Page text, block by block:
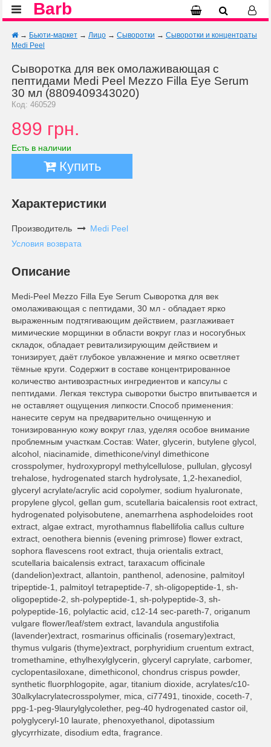
Barb
→ Бьюти-маркет → Лицо → Сыворотки → Сыворотки и концентраты
Medi Peel
Сыворотка для век омолаживающая с
пептидами Medi Peel Mezzo Filla Eye Serum
30 мл (8809409343020)
Код: 460529
899 грн.
Есть в наличии
Купить
Характеристики
Производитель
Medi Peel
Условия возврата
Описание
Medi-Peel Mezzo Filla Eye Serum Сыворотка для век
омолаживающая с пептидами, 30 мл - обладает ярко
выраженным подтягивающим действием, разглаживает
мимические морщинки в области вокруг глаз и носогубных
складок, обладает ревитализирующим действием и
тонизирует, даёт глубокое увлажнение и мягко осветляет
тёмные круги. Содержит в составе концентрированное
количество антивозрастных ингредиентов и капсулы с
пептидами. Легкая текстура сыворотки быстро впитывается и
не оставляет ощущения липкости.Способ применения:
нанесите серум на предварительно очищенную и
тонизированную кожу вокруг глаз, уделяя особое внимание
проблемным участкам.Состав: Water, glycerin, butylene glycol,
alcohol, niacinamide, dimethicone/vinyl dimethicone
crosspolymer, hydroxypropyl methylcellulose, pullulan, glycosyl
trehalose, hydrogenated starch hydrolysate, 1,2-hexanediol,
glyceryl acrylate/acrylic acid copolymer, sodium hyaluronate,
propylene glycol, gellan gum, scutellaria baicalensis root extract,
hydrogenated polyisobutene, anemarrhena asphodeloides root
extract, algae extract, myrothamnus flabellifolia callus culture
extract, oenothera biennis (evening primrose) flower extract,
sophora flavescens root extract, thuja orientalis extract,
scutellaria baicalensis extract, taraxacum officinale
(dandelion)extract, allantoin, panthenol, adenosine, palmitoyl
tripeptide-1, palmitoyl tetrapeptide-7, sh-oligopeptide-1, sh-
oligopeptide-2, sh-polypeptide-1, sh-polypeptide-3, sh-
polypeptide-16, polylactic acid, c12-14 sec-pareth-7, origanum
vulgare flower/leaf/stem extract, lavandula angustifolia
(lavender)extract, rosmarinus officinalis (rosemary)extract,
thymus vulgaris (thyme)extract, porphyridium cruentum extract,
tromethamine, ethylhexylglycerin, glyceryl caprylate, carbomer,
cyclopentasiloxane, dimethiconol, chondrus crispus powder,
synthetic fluorphlogopite, agar, titanium dioxide, acrylates/c10-
30alkylacrylatecrosspolymer, mica, ci77491, tinoxide, coceth-7,
ppg-1-peg-9laurylglycolether, peg-40 hydrogenated castor oil,
polyglyceryl-10 laurate, phenoxyethanol, dipotassium
glycyrrhizate, disodium edta, fragrance.